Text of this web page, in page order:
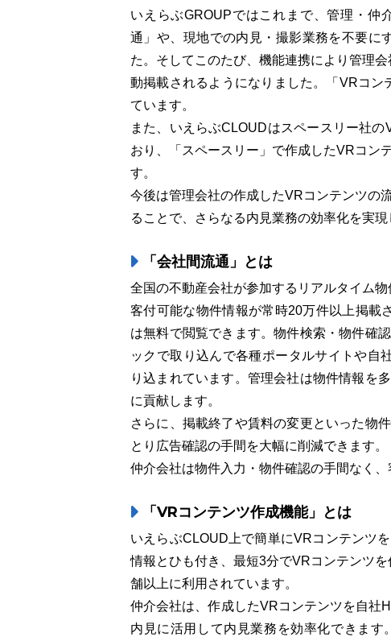
いえらぶGROUPではこれまで、管理・仲
通」や、現地での内見・撮影業務を不要に
た。そしてこのたび、機能連携により管理
動掲載されるようになりました。「VRコ
ています。
また、いえらぶCLOUDはスペースリー社
おり、「スペースリー」で作成したVRコン
す。
今後は管理会社の作成したVRコンテンツの
ることで、さらなる内見業務の効率化を実現
「会社間流通」とは
全国の不動産会社が参加するリアルタイム物
客付可能な物件情報が常時20万件以上掲載
は無料で閲覧できます。物件検索・物件確
ックで取り込んで各種ポータルサイトや自
り込まれています。管理会社は物件情報を
に貢献します。
さらに、掲載終了や賃料の変更といった物
とり広告確認の手間を大幅に削減できます。
仲介会社は物件入力・物件確認の手間なく
「VRコンテンツ作成機能」とは
いえらぶCLOUD上で簡単にVRコンテンツ
情報とひも付き、最短3分でVRコンテンツ
舗以上に利用されています。
仲介会社は、作成したVRコンテンツを自社
内見に活用して内見業務を効率化できま